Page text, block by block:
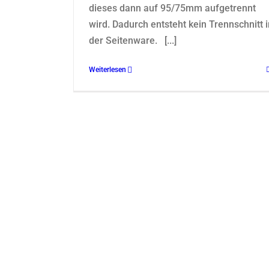
dieses dann auf 95/75mm aufgetrennt
wird. Dadurch entsteht kein Trennschnitt
der Seitenware. [...]
Weiterlesen